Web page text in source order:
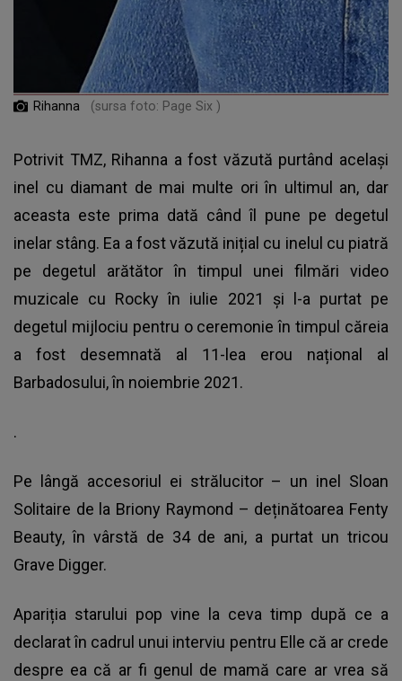
Rihanna (sursa foto: Page Six )
Potrivit TMZ, Rihanna a fost văzută purtând același
inel cu diamant de mai multe ori în ultimul an, dar
aceasta este prima dată când îl pune pe degetul
inelar stâng. Ea a fost văzută inițial cu inelul cu piatră
pe degetul arătător în timpul unei filmări video
muzicale cu Rocky în iulie 2021 și l-a purtat pe
degetul mijlociu pentru o ceremonie în timpul căreia
a fost desemnată al 11-lea erou național al
Barbadosului, în noiembrie 2021.
.
Pe lângă accesoriul ei strălucitor – un inel Sloan
Solitaire de la Briony Raymond – deținătoarea Fenty
Beauty, în vârstă de 34 de ani, a purtat un tricou
Grave Digger.
Apariția starului pop vine la ceva timp după ce a
declarat în cadrul unui interviu pentru Elle că ar crede
despre ea că ar fi genul de mamă care ar vrea să